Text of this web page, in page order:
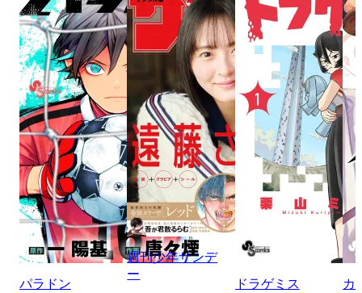
パラドン
週刊少年サンデ
ー
ドラゲミス
カ